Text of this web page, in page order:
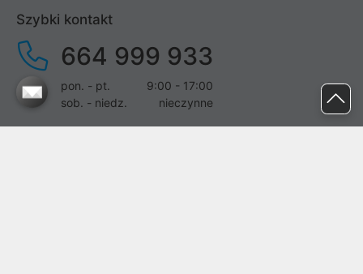
Szybki kontakt
664 999 933
pon. - pt.
9:00 - 17:00
sob. - niedz.
nieczynne